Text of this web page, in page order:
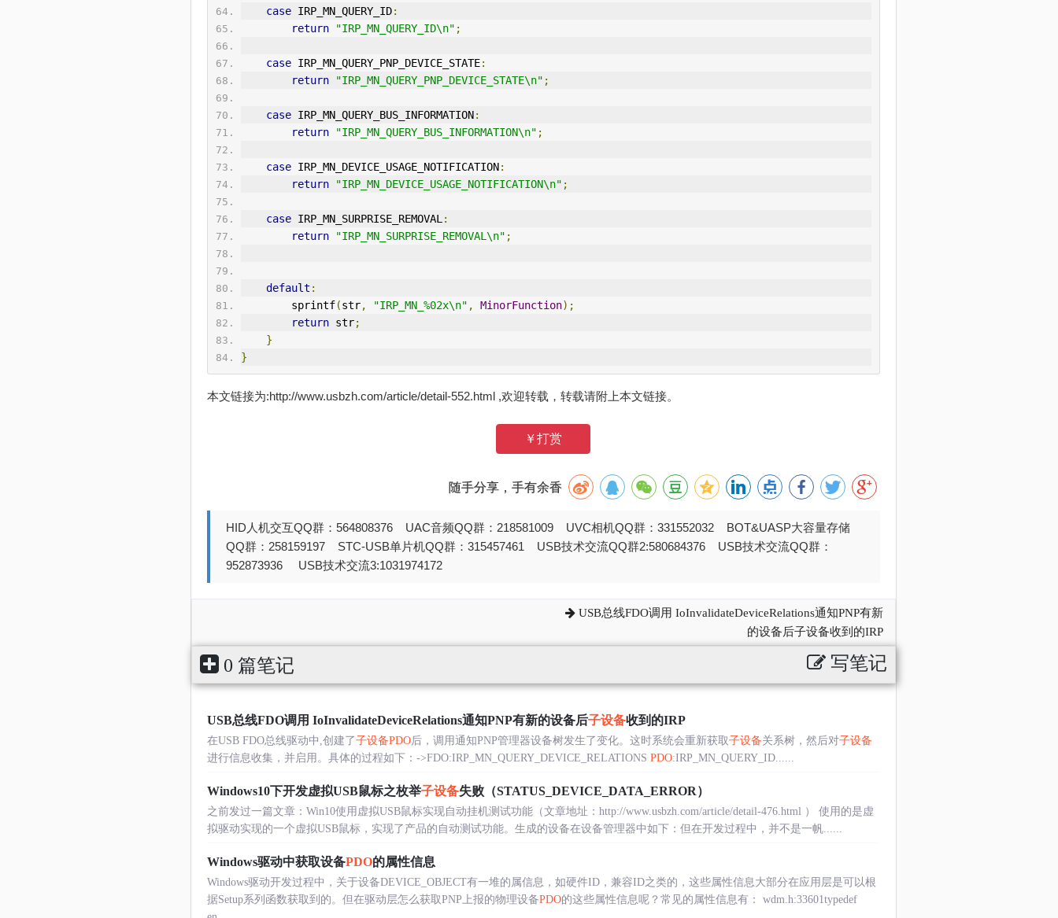
case IRP_MN_QUERY_ID:
return
"IRP_MN_QUERY_ID\n" ;
case IRP_MN_QUERY_PNP_DEVICE_STATE:
return
"IRP_MN_QUERY_PNP_DEVICE_STATE\n" ;
case IRP_MN_QUERY_BUS_ INFORMATION:
return
"IRP_MN_QUERY_BUS_INFORMATION\n" ;
case IRP_MN_DEVICE_USAGE_NOTIFICATION:
return
"IRP_MN_DEVICE_USAGE_NOTIFICATION\n" ;
case IRP_MN_SURPRISE_REMOVAL :
return
"IRP_MN_SURPRISE_REMOVAL\n" ;
default :
        sprintf
(str, "IRP_MN_%02x\n" , MinorFunction);
return str;
}
}
本文链接为:http://www.usbzh.com/article/detail-552.html ,欢迎转载，转载请附上本文链接。
￥打赏
随手分享，手有余香
HID人机交互QQ群：564808376 UAC音频QQ群：218581009 UVC相机QQ群：331552032 BOT&UASP大容量存储
QQ群：258159197 STC-USB单片机QQ群：315457461 USB技术交流QQ群2:580684376 USB技术交流QQ群：
952873936 USB技术交流3:1031974172
USB总线FDO调用 IoInvalidateDeviceRelations通知PNP有新
的设备后子设备收到的IRP
0 篇笔记 写笔记
USB总线FDO调用 IoInvalidateDeviceRelations通知PNP有新的设备后子设备收到的IRP
在USB FDO总线驱动中,创建了子设备PDO后，调用通知PNP管理器设备树发生了变化。这时系统会重新获取子设备关系树，然后对子设备
进行信息收集，并启用。具体的过程如下：->FDO:IRP_MN_QUERY_DEVICE_RELATIONS PDO:IRP_MN_QUERY_ID......
Windows10下开发虚拟USB鼠标之枚举子设备失败（STATUS_DEVICE_DATA_ERROR）
之前发过一篇文章：Win10使用虚拟USB鼠标实现自动挂机测试功能（文章地址：http://www.usbzh.com/article/detail-476.html ） 使用的是虚
拟驱动实现的一个虚拟USB鼠标，实现了产品的自动测试功能。生成的设备在设备管理器中如下：但在开发过程中，并不是一帆......
Windows驱动中获取设备PDO的属性信息
Windows驱动开发过程中，关于设备DEVICE_OBJECT有一堆的属信息，如硬件ID，兼容ID之类的，这些属性信息大部分在应用层是可以根
据Setup系列函数获取到的。但在驱动层怎么获取PNP上报的物理设备PDO的这些属性信息呢？常见的属性信息有： wdm.h:33601typedef